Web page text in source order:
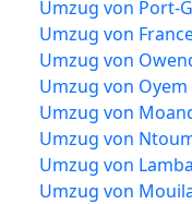
Umzug von Port-
Umzug von
Umzug von
Umzug von
Umzug von
Umzug von
Umzug von
Umzug von